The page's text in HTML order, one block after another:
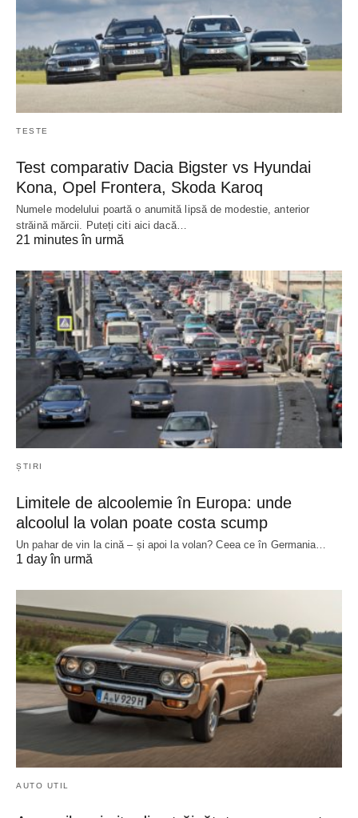
TESTE
Test comparativ Dacia Bigster vs Hyundai
Kona, Opel Frontera, Skoda Karoq
Numele modelului poartă o anumită lipsă de modestie, anterior
străină mărcii. Puteți citi aici dacă…
21 minutes în urmă
ȘTIRI
Limitele de alcoolemie în Europa: unde
alcoolul la volan poate costa scump
Un pahar de vin la cină – și apoi la volan? Ceea ce în Germania…
1 day în urmă
AUTO UTIL